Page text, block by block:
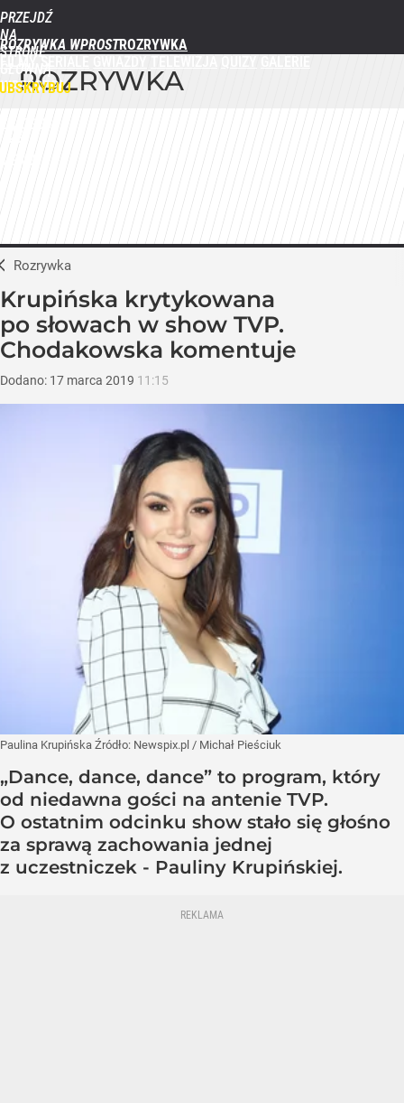
PRZEJDŹ
NA
STRONĘ
GŁÓWNĄ
WPROST.PL
ROZRYWKA WPROST
ROZRYWKA
Rozrywka
Krupińska krytykowana
po słowach w show TVP.
Chodakowska komentuje
Dodano: 17 marca 2019 11:15
Paulina Krupińska Źródło: Newspix.pl / Michał Pieściuk
„Dance, dance, dance” to program, który
od niedawna gości na antenie TVP.
O ostatnim odcinku show stało się głośno
za sprawą zachowania jednej
z uczestniczek - Pauliny Krupińskiej.